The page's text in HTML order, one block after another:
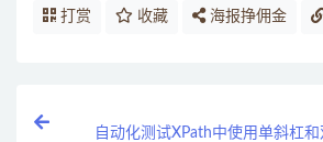
打赏 收藏 海报挣佣金
自动化测试XPath中使用单斜杠和